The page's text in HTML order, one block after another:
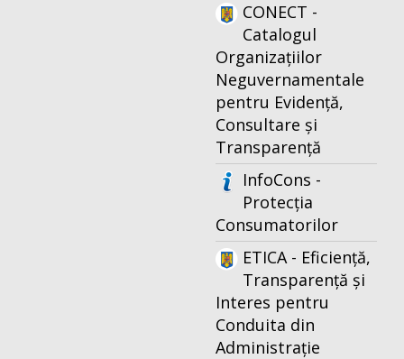
CONECT -
Catalogul
Organizațiilor
Neguvernamentale
pentru Evidență,
Consultare și
Transparență
InfoCons -
Protecția
Consumatorilor
ETICA - Eficiență,
Transparență și
Interes pentru
Conduita din
Administrație